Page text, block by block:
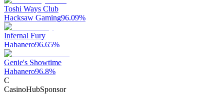
Toshi Ways Club
Hacksaw Gaming96.09%
Infernal Fury
Habanero96.65%
Genie's Showtime
Habanero96.8%
C
CasinoHubSponsor